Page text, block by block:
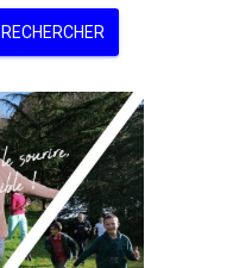
RECHERCHER